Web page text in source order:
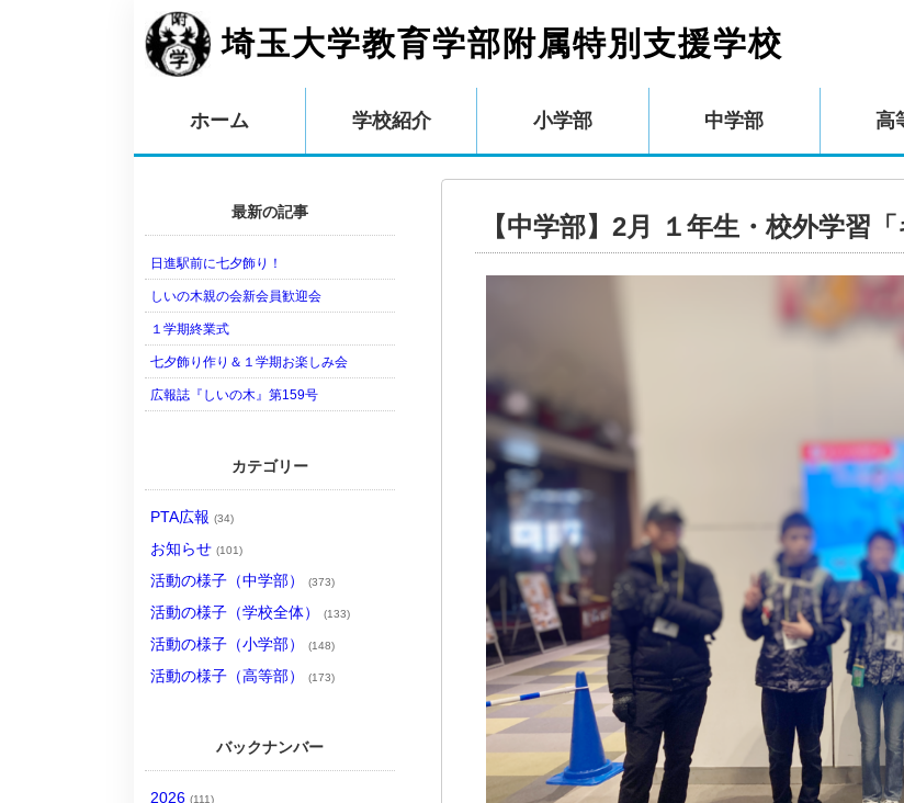
埼玉大学教育学部附属特別支援学校
ホーム 学校紹介 小学部 中学部 高
【中学部】2月 １年生・校外学習
最新の記事
日進駅前に七夕飾り！
しいの木親の会新会員歓迎会
１学期終業式
七夕飾り作り＆１学期お楽しみ会
広報誌『しいの木』第159号
カテゴリー
PTA広報 (34)
お知らせ (101)
活動の様子（中学部） (373)
活動の様子（学校全体） (133)
活動の様子（小学部） (148)
活動の様子（高等部） (173)
バックナンバー
2026 (111)